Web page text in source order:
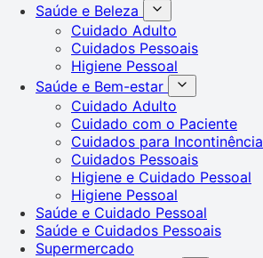
Saúde e Beleza
Cuidado Adulto
Cuidados Pessoais
Higiene Pessoal
Saúde e Bem-estar
Cuidado Adulto
Cuidado com o Paciente
Cuidados para Incontinência
Cuidados Pessoais
Higiene e Cuidado Pessoal
Higiene Pessoal
Saúde e Cuidado Pessoal
Saúde e Cuidados Pessoais
Supermercado